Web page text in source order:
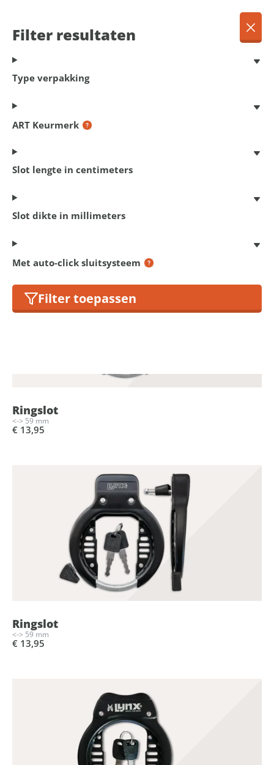
Menu
Framesloten
14
Filter resultaten
Type verpakking
ART Keurmerk
Slot lengte in centimeters
Slot dikte in millimeters
Met auto-click sluitsysteem
Filter toepassen
Ringslot
<-> 59 mm
€ 13,95
Ringslot
<-> 59 mm
€ 13,95